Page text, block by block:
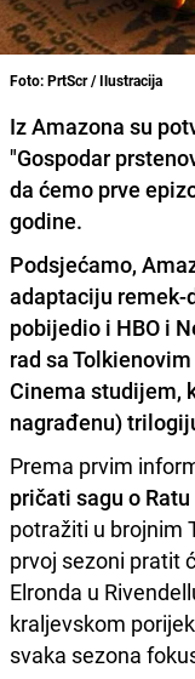
Foto: PrtScr / Ilustracija
Iz Amazona su
"Gospodar
da ćemo prve
godine.
Podsjećamo,
adaptaciju remek-
pobijedio i HBO i
rad sa
Cinema studijem,
nagrađenu)
Prema prvim
pričati sagu o
potražiti u brojnim
prvoj sezoni pratit
Elronda u
kraljevskom
svaka sezona